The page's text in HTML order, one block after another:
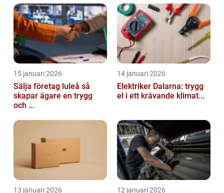
15 januari 2026
Sälja företag luleå så
skapar ägare en trygg
och ...
14 januari 2026
Elektriker Dalarna: trygg
el i ett krävande klimat...
13 januari 2026 12 januari 2026